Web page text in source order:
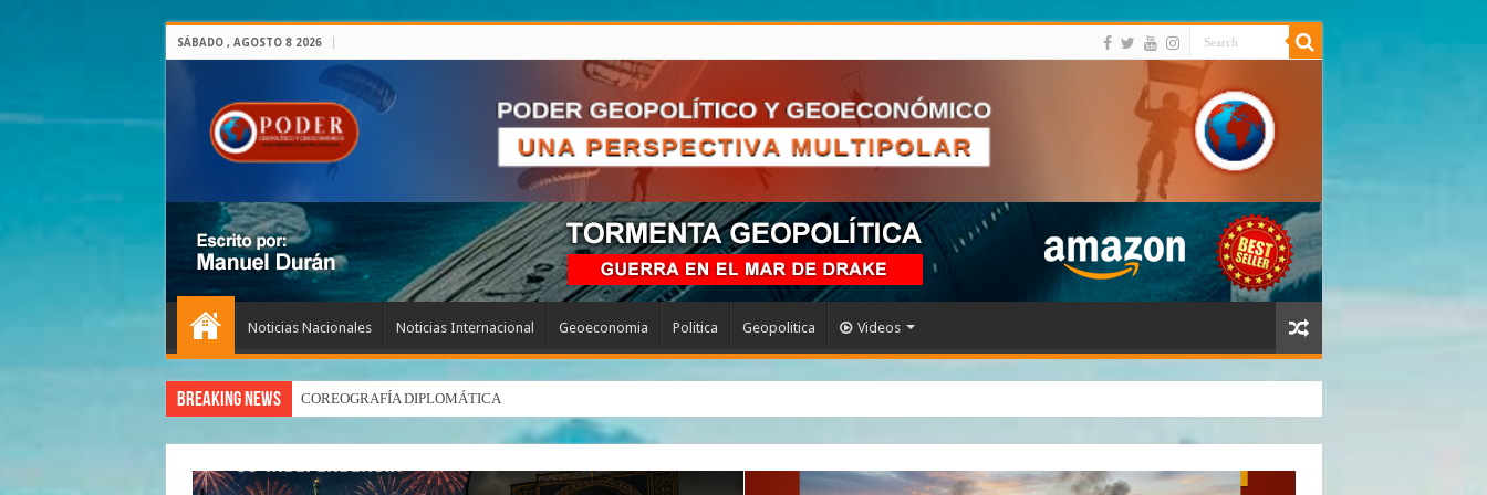
SÁBADO , AGOSTO 8 2026
Noticias Nacionales Noticias Internacional Geoeconomia Politica Geopolitica Videos
Breaking News Ormuz: tregua rota